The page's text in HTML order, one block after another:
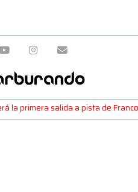
la primera salida a pista de